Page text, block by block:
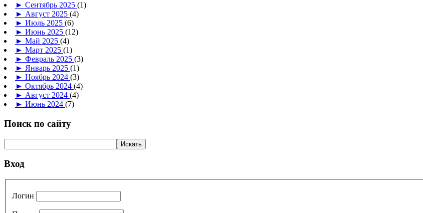
► Сентябрь 2025 (1)
► Август 2025 (4)
► Июль 2025 (6)
► Июнь 2025 (12)
► Май 2025 (4)
► Март 2025 (1)
► Февраль 2025 (3)
► Январь 2025 (1)
► Ноябрь 2024 (3)
► Октябрь 2024 (4)
► Август 2024 (4)
► Июнь 2024 (7)
Поиск по сайту
Вход
Логин